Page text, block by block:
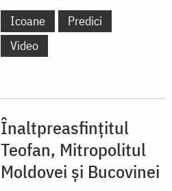
Icoane
Predici
Video
Înaltpreasfințitul
Teofan, Mitropolitul
Moldovei și Bucovinei